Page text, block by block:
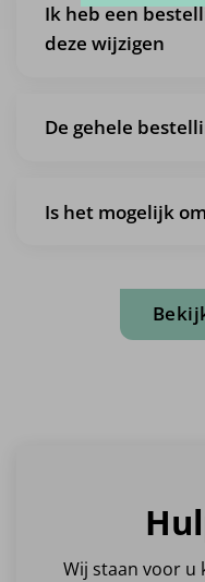
Ik heb een
deze wijzigen
De gehele
Is het mogelijk
Wij staan voor u